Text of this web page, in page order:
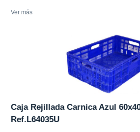
Ver más
Caja Rejillada Carnica Azul
Ref.L64035U